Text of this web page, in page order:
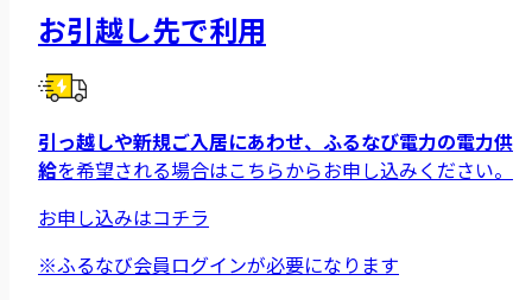
お引越し先で利用
引っ越しや新規ご入居にあわせ、ふるなび電力の電力供
給を希望される場合はこちらからお申し込みください。
お申し込みはコチラ
※ふるなび会員ログインが必要になります